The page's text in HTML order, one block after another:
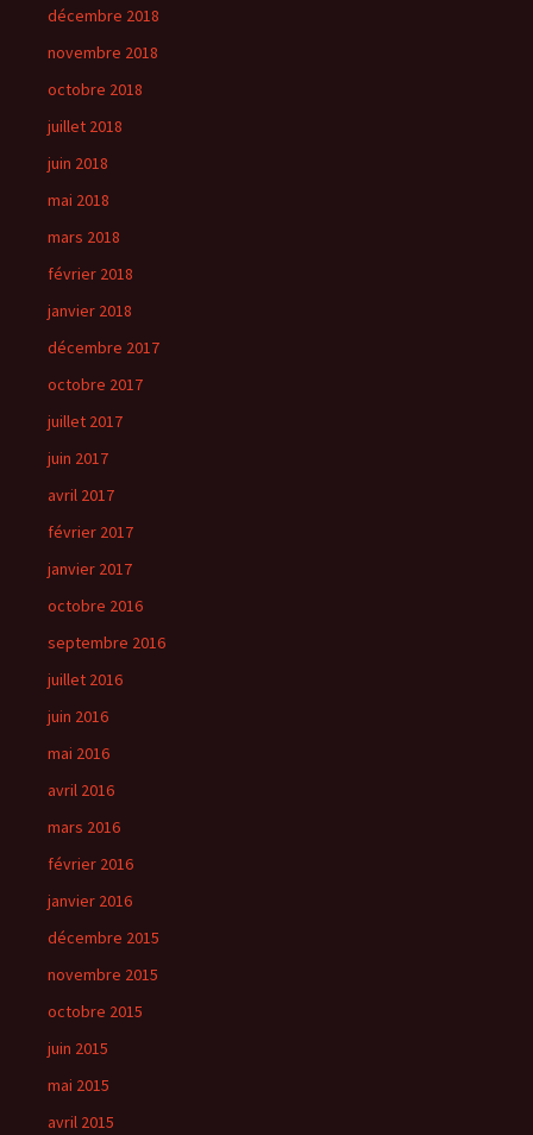
décembre 2018
novembre 2018
octobre 2018
juillet 2018
juin 2018
mai 2018
mars 2018
février 2018
janvier 2018
décembre 2017
octobre 2017
juillet 2017
juin 2017
avril 2017
février 2017
janvier 2017
octobre 2016
septembre 2016
juillet 2016
juin 2016
mai 2016
avril 2016
mars 2016
février 2016
janvier 2016
décembre 2015
novembre 2015
octobre 2015
juin 2015
mai 2015
avril 2015